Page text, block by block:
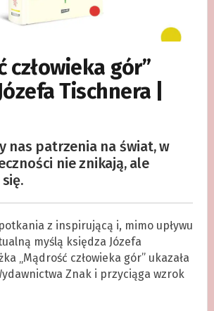
człowieka gór”
Tischnera |
nas patrzenia na świat, w
nie znikają, ale
z inspirującą i, mimo upływu
myślą księdza Józefa
„Mądrość człowieka gór” ukazała
Znak i przyciąga wzrok